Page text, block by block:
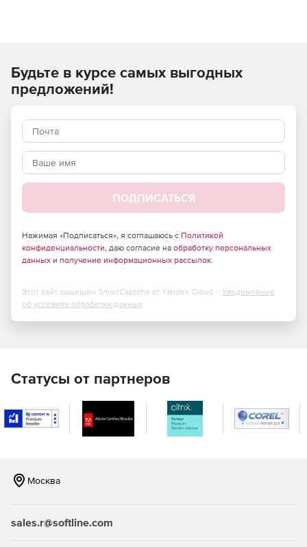
Будьте в курсе самых выгодных
предложений!
ПОДПИСАТЬСЯ
Нажимая «Подписаться», я соглашаюсь с Политикой
конфиденциальности, даю согласие на обработку персональных
данных и получение информационных рассылок.
Этот сайт защищен SmartCaptcha от Yandex Cloud - Уведомление
об условиях обработки данных
Статусы от партнеров
Москва
sales.r@softline.com